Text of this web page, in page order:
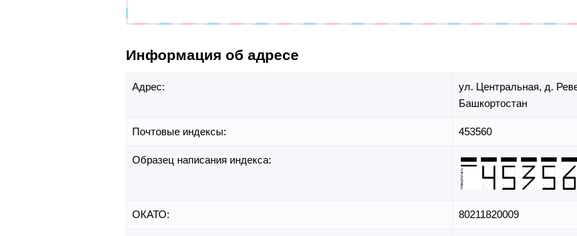
Информация об адресе
Адрес: ул. Центральная, д.
Башкортостан
Почтовые индексы: 453560
Образец написания индекса:
ОКАТО: 80211820009